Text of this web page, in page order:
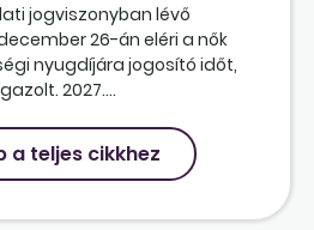
jogviszonyban lévő
26-án eléri a nők
nyugdíjára jogosító időt,
2027....
a teljes cikkhez